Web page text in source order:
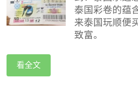
泰国彩卷的蕴
来泰国玩顺便
致富。
看全文